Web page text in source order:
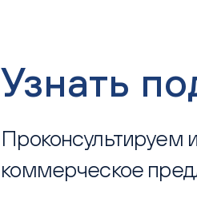
Узнать
Проконсультируем
коммерческое